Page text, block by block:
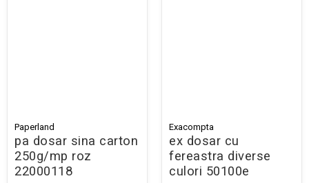
Paperland
pa dosar sina carton
250g/mp roz
22000118
Exacompta
ex dosar cu
fereastra diverse
culori 50100e